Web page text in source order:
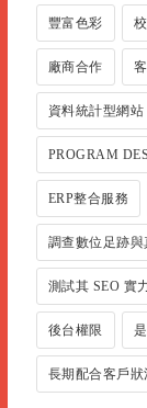
豐富色彩
廠商合作
資料統計型網
PROGRAM
ERP整合服務
調查數位足跡
測試其 SEO 實
後台權限
長期配合客戶狀